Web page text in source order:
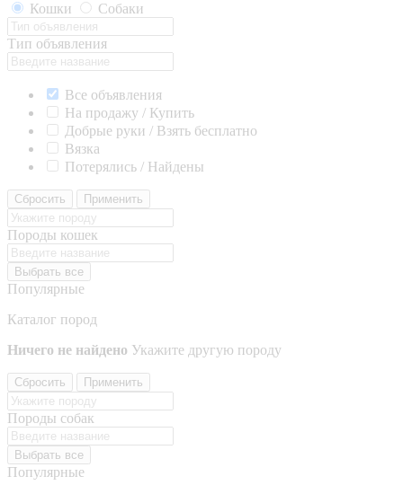
Кошки
Собаки
Тип объявления
Все объявления
На продажу / Купить
Добрые руки / Взять бесплатно
Вязка
Потерялись / Найдены
Сбросить Применить
Породы кошек
Выбрать все
Популярные
Каталог пород
Ничего не найдено Укажите другую породу
Сбросить Применить
Породы собак
Выбрать все
Популярные